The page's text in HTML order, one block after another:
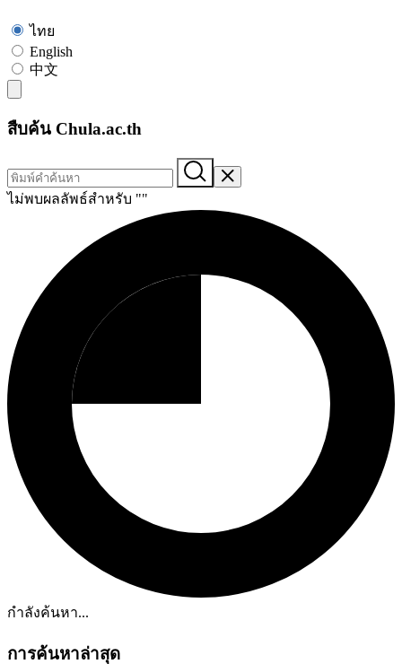
ไทย
English
中文
สืบค้น Chula.ac.th
ไม่พบผลลัพธ์สำหรับ ""
กำลังค้นหา...
การค้นหาล่าสุด